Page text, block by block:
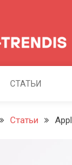
СТАТЬИ
Статьи